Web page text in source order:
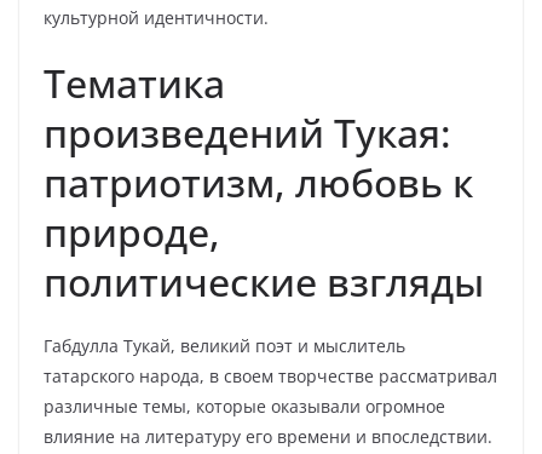
культурной идентичности.
Тематика
произведений Тукая:
патриотизм, любовь к
природе,
политические взгляды
Габдулла Тукай, великий поэт и мыслитель
татарского народа, в своем творчестве рассматривал
различные темы, которые оказывали огромное
влияние на литературу его времени и впоследствии.